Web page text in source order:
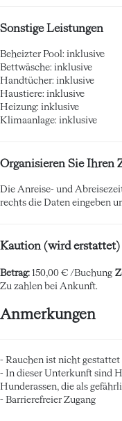
Sonstige Leistungen
Beheizter Pool: inklusive
Bettwäsche: inklusive
Handtücher: inklusive
Haustiere: inklusive
Heizung: inklusive
Klimaanlage: inklusive
Organisieren Sie Ihren
Die Anreise- und
rechts die Daten eingeben
Kaution (wird erstattet)
Betrag: 150,00 € /Buchung
Zu zahlen bei Ankunft.
Anmerkungen
- Rauchen ist nicht gestattet
- In dieser Unterkunft sind
Hunderassen, die als
- Barrierefreier Zugang